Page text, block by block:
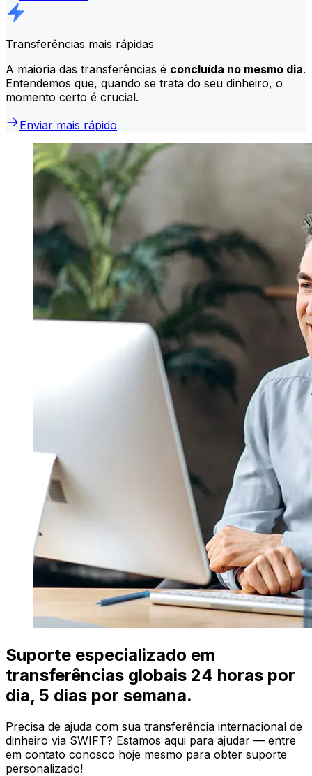
Transferências mais rápidas
A maioria das transferências é concluída no mesmo dia.
Entendemos que, quando se trata do seu dinheiro, o
momento certo é crucial.
Enviar mais rápido
Suporte especializado em
transferências globais 24 horas por
dia, 5 dias por semana.
Precisa de ajuda com sua transferência internacional de
dinheiro via SWIFT? Estamos aqui para ajudar — entre
em contato conosco hoje mesmo para obter suporte
personalizado!